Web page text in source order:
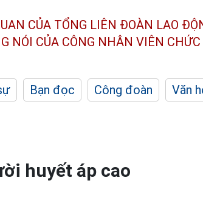
CỦA TỔNG LIÊN ĐOÀN LAO
NÓI CỦA CÔNG NHÂN VIÊN
Bạn đọc Công đoàn
Văn
huyết áp cao